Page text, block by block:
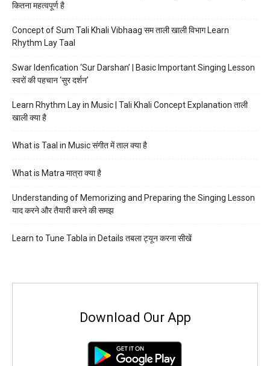
कितना महत्वपूर्ण है
Concept of Sum Tali Khali Vibhaag सम ताली खाली विभाग Learn
Rhythm Lay Taal
Swar Idenfication ‘Sur Darshan’ | Basic Important Singing Lesson
स्वरों की पहचान ‘सुर दर्शन’
Learn Rhythm Lay in Music | Tali Khali Concept Explanation ताली
खाली क्या है
What is Taal in Music संगीत में ताल क्या है
What is Matra मात्रा क्या है
Understanding of Memorizing and Preparing the Singing Lesson
याद करने और तैयारी करने की समझ
Learn to Tune Tabla in Details तबला ट्यून करना सीखें
Download Our App